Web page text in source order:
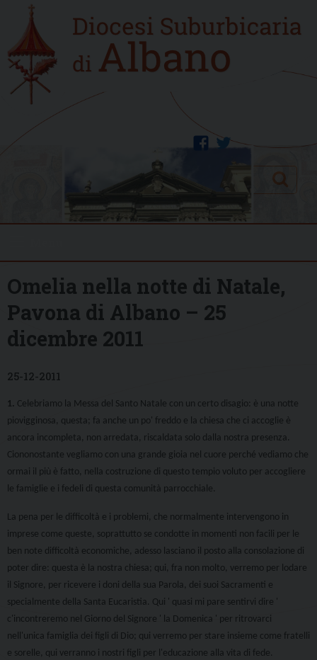
content
Home
new
twitter
facebook
Search
Omelia nella notte di Natale,
Pavona di Albano – 25
dicembre 2011
25-12-2011
1. Celebriamo la Messa del Santo Natale con un certo disagio: è una notte
piovigginosa, questa; fa anche un po' freddo e la chiesa che ci accoglie è
ancora incompleta, non arredata, riscaldata solo dalla nostra presenza.
Ciononostante vegliamo con una grande gioia nel cuore perché vediamo che
ormai il più è fatto, nella costruzione di questo tempio voluto per accogliere
le famiglie e i fedeli di questa comunità parrocchiale.
La pena per le difficoltà e i problemi, che normalmente intervengono in
imprese come queste, soprattutto se condotte in momenti non facili per le
ben note difficoltà economiche, adesso lasciano il posto alla consolazione di
poter dire: questa è la nostra chiesa; qui, fra non molto, verremo per lodare
il Signore, per ricevere i doni della sua Parola, dei suoi Sacramenti e
specialmente della Santa Eucaristia. Qui ' quasi mi pare sentirvi dire '
c'incontreremo nel Giorno del Signore ' la Domenica ' per ritrovarci
nell'unica famiglia dei figli di Dio; qui verremo per stare insieme come fratelli
e sorelle, qui verranno i nostri figli per l'educazione alla vita di fede.